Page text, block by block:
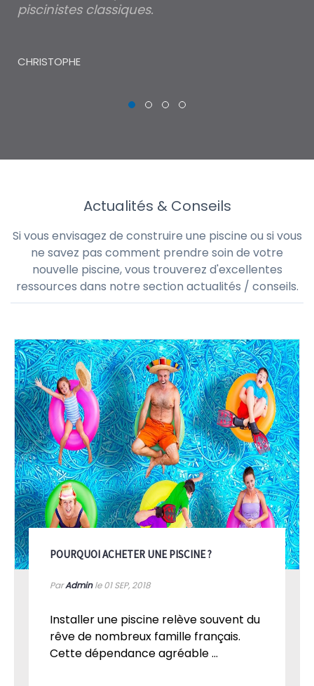
piscinistes classiques.
CHRISTOPHE
Actualités & Conseils
Si vous envisagez de construire une piscine ou si vous
ne savez pas comment prendre soin de votre
nouvelle piscine, vous trouverez d'excellentes
ressources dans notre section actualités / conseils.
POURQUOI ACHETER UNE PISCINE ?
ParAdminle 01SEP, 2018
Installer une piscine relève souvent du
rêve de nombreux famille français.
Cette dépendance agréable ...